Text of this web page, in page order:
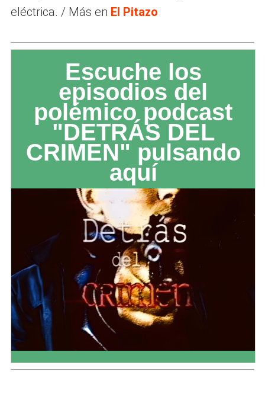
eléctrica. / Más en El Pitazo
Escuche los
episodios del
polémico podcast
"DETRÁS DEL
CRIMEN" pulsando
aquí